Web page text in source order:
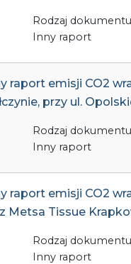
Rodzaj
Inny raport
raport emisji CO2
przy ul.
Rodzaj
Inny raport
raport emisji CO2
Metsa Tissue
Rodzaj
Inny raport